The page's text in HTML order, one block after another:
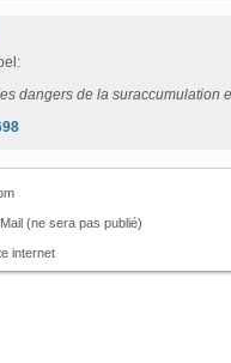
dangers de la suraccumulation
(ne sera pas publié)
internet